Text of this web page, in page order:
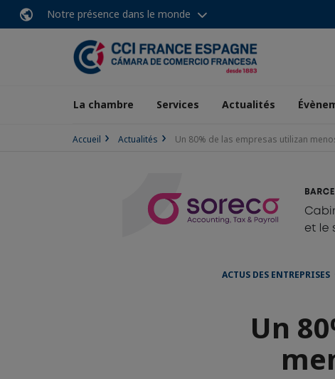
Notre présence dans le monde
La chambre Services Actualités
Accueil Actualités Un 80% de las empresas utilizan
ACTUS DES
Un